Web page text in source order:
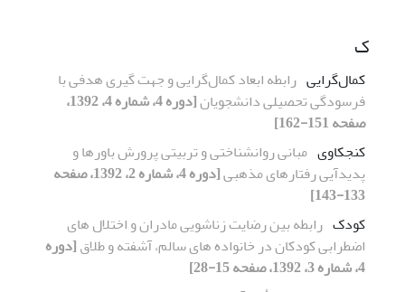
ک
کمال‌گرایی رابطه ابعاد کمال‌گرایی و جهت گیری هدفی با
فرسودگی تحصیلی دانشجویان
[دوره 4، شماره 4، 1392،
صفحه 151-162]
کنجکاوی مبانی روانشناختی و تربیتی پرورش باورها و
پدیدآیی رفتارهای مذهبی
[دوره 4، شماره 2، 1392، صفحه
133-143]
کودک رابطه بین رضایت زناشویی مادران و اختلال های
اضطرابی کودکان در خانواده های سالم، آشفته و طلاق[دوره
4، شماره 3، 1392، صفحه 15-28]